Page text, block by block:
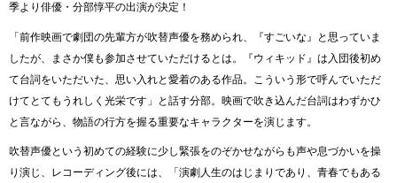
季より俳優・分部惇平の出演が決定！
「前作映画で劇団の先輩方が吹替声優を務められ、『すごいな』と思っていま
したが、まさか僕も参加させていただけるとは。『ウィキッド』は入団後初め
て台詞をいただいた、思い入れと愛着のある作品。こういう形で呼んでいただ
けてとてもうれしく光栄です」と話す分部。映画で吹き込んだ台詞はわずかひ
と言ながら、物語の行方を握る重要なキャラクターを演じます。
吹替声優という初めての経験に少し緊張をのぞかせながらも声や息づかいを操
り演じ、レコーディング後には、「演劇人生のはじまりであり、青春でもある